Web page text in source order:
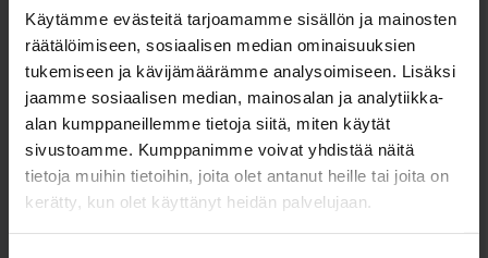
Käytämme evästeitä tarjoamamme sisällön ja mainosten
räätälöimiseen, sosiaalisen median ominaisuuksien
tukemiseen ja kävijämäärämme analysoimiseen. Lisäksi
jaamme sosiaalisen median, mainosalan ja analytiikka-
alan kumppaneillemme tietoja siitä, miten käytät
sivustoamme. Kumppanimme voivat yhdistää näitä
tietoja muihin tietoihin, joita olet antanut heille tai joita on
kerätty, kun olet käyttänyt heidän palvelujaan.
"*" näyttää pakolliset kentät
Aihe